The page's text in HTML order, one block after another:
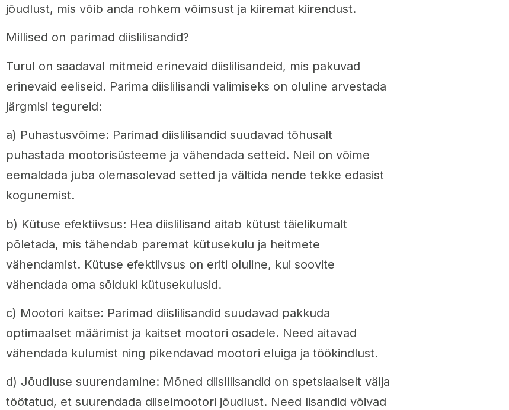
jõudlust, mis võib anda rohkem võimsust ja kiiremat kiirendust.
Millised on parimad diislilisandid?
Turul on saadaval mitmeid erinevaid diislilisandeid, mis pakuvad
erinevaid eeliseid. Parima diislilisandi valimiseks on oluline arvestada
järgmisi tegureid:
a) Puhastusvõime: Parimad diislilisandid suudavad tõhusalt
puhastada mootorisüsteeme ja vähendada setteid. Neil on võime
eemaldada juba olemasolevad setted ja vältida nende tekke edasist
kogunemist.
b) Kütuse efektiivsus: Hea diislilisand aitab kütust täielikumalt
põletada, mis tähendab paremat kütusekulu ja heitmete
vähendamist. Kütuse efektiivsus on eriti oluline, kui soovite
vähendada oma sõiduki kütusekulusid.
c) Mootori kaitse: Parimad diislilisandid suudavad pakkuda
optimaalset määrimist ja kaitset mootori osadele. Need aitavad
vähendada kulumist ning pikendavad mootori eluiga ja töökindlust.
d) Jõudluse suurendamine: Mõned diislilisandid on spetsiaalselt välja
töötatud, et suurendada diiselmootori jõudlust. Need lisandid võivad